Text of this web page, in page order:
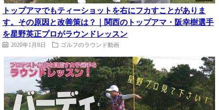
トップアマでもティーショットを右にフカすことがありま
す。その原因と改善策は？｜関西のトップアマ・阪幸樹選手
を星野英正プロがラウンドレッスン
2020年1月8日 ゴルフのラウンド動画